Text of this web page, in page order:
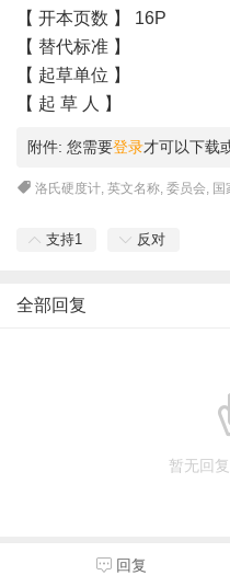
【 开本页数 】 16P
【 替代标准 】
【 起草单位 】
【 起 草 人 】
附件: 您需要登录才可以下载
洛氏硬度计,英文名称,委员会, 国
支持1 反对
全部回复
暂无回
回复